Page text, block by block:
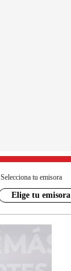
Selecciona tu emisora
Elige tu emisora